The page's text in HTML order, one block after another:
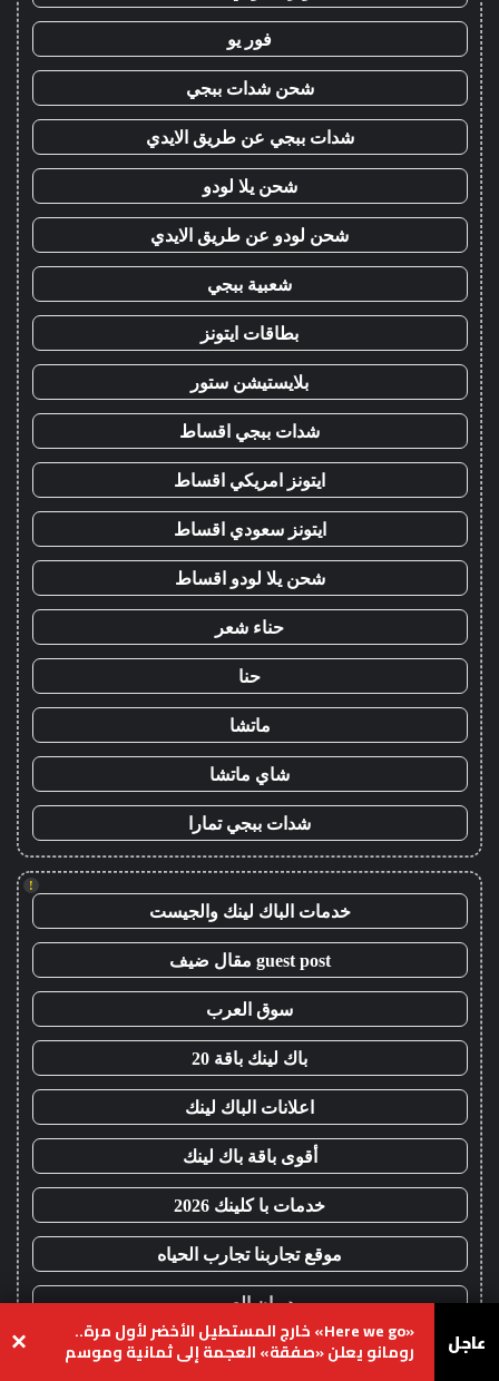
فور يو
شحن شدات ببجي
شدات ببجي عن طريق الايدي
شحن يلا لودو
شحن لودو عن طريق الايدي
شعبية ببجي
بطاقات ايتونز
بلايستيشن ستور
شدات ببجي اقساط
ايتونز امريكي اقساط
ايتونز سعودي اقساط
شحن يلا لودو اقساط
حناء شعر
حنا
ماتشا
شاي ماتشا
شدات ببجي تمارا
!
خدمات الباك لينك والجيست
guest post مقال ضيف
سوق العرب
باك لينك باقة 20
اعلانات الباك لينك
أقوى باقة باك لينك
خدمات با كلينك 2026
موقع تجاربنا تجارب الحياه
ديوان العرب
مشاريع
عاجل «Here we go» خارج المستطيل الأخضر لأول مرة..
رومانو يعلن «صفقة» العجمة إلى ثمانية وموسم ×